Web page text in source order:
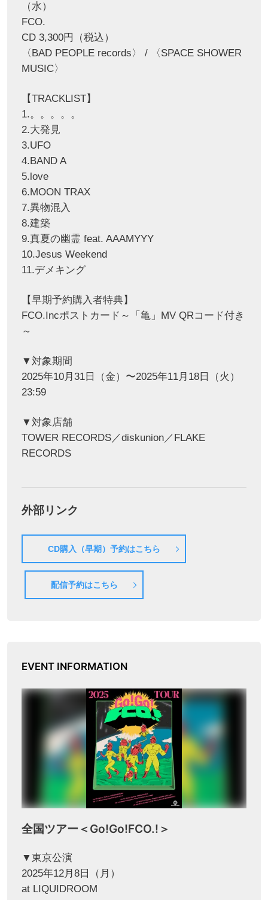
（水）
FCO.
CD 3,300円（税込）
〈BAD PEOPLE records〉 / 〈SPACE SHOWER
MUSIC〉
【TRACKLIST】
1.。。。。。
2.大発見
3.UFO
4.BAND A
5.love
6.MOON TRAX
7.異物混入
8.建築
9.真夏の幽霊 feat. AAAMYYY
10.Jesus Weekend
11.デメキング
【早期予約購入者特典】
FCO.Incポストカード～「亀」MV QRコード付き
～
▼対象期間
2025年10月31日（金）〜2025年11月18日（火）
23:59
▼対象店舗
TOWER RECORDS／diskunion／FLAKE
RECORDS
外部リンク
CD購入（早期）予約はこちら
配信予約はこちら
EVENT INFORMATION
全国ツアー＜Go!Go!FCO.!＞
▼東京公演
2025年12月8日（月）
at LIQUIDROOM